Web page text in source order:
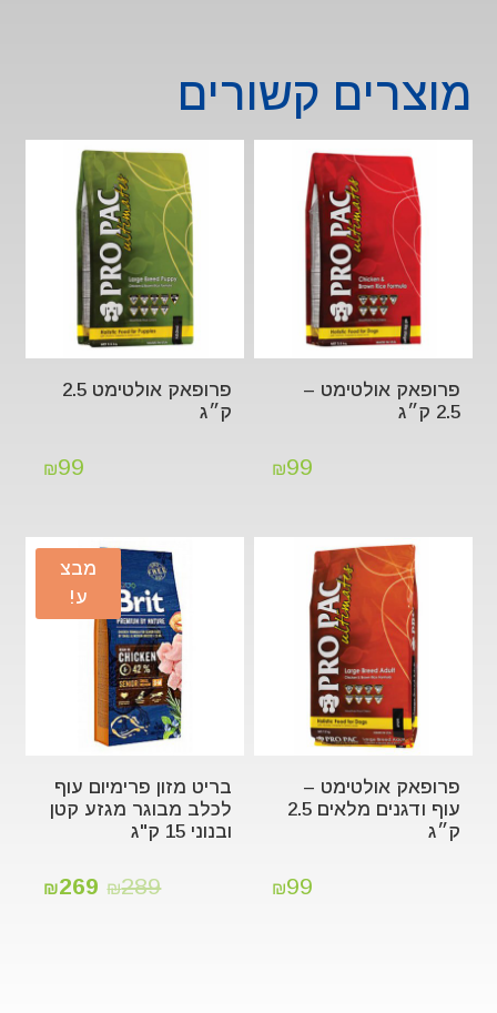
מוצרים קשורים
פרופאק אולטימט –
2.5 ק״ג
₪99
פרופאק אולטימט 2.5
ק״ג
₪99
פרופאק אולטימט –
עוף ודגנים מלאים 2.5
ק״ג
₪99
מבצ
ע!
בריט מזון פרימיום עוף
לכלב מבוגר מגזע קטן
ובנוני 15 ק"ג
₪289
₪269